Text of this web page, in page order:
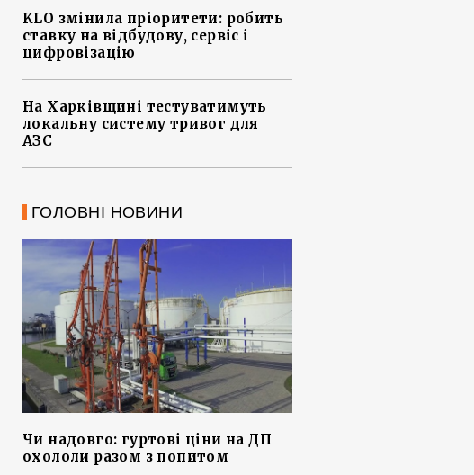
KLO змінила пріоритети: робить
ставку на відбудову, сервіс і
цифровізацію
На Харківщині тестуватимуть
локальну систему тривог для
АЗС
ГОЛОВНІ НОВИНИ
Чи надовго: гуртові ціни на ДП
охололи разом з попитом